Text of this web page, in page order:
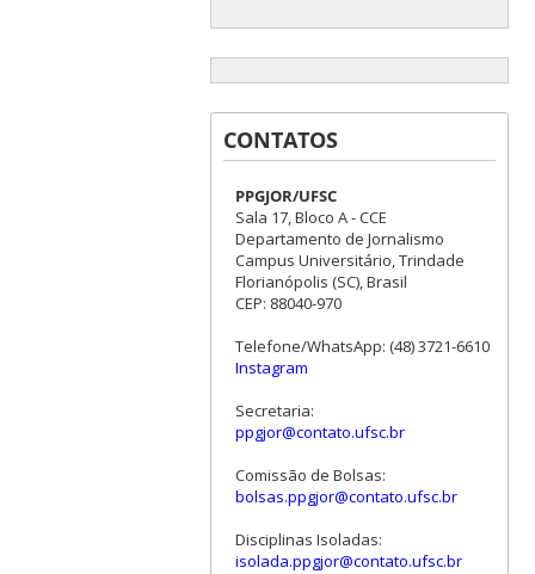
CONTATOS
PPGJOR/UFSC
Sala 17, Bloco A - CCE
Departamento de Jornalismo
Campus Universitário, Trindade
Florianópolis (SC), Brasil
CEP: 88040-970
Telefone/WhatsApp: (48) 3721-6610
Instagram
Secretaria:
ppgjor@contato.ufsc.br
Comissão de Bolsas:
bolsas.ppgjor@contato.ufsc.br
Disciplinas Isoladas:
isolada.ppgjor@contato.ufsc.br